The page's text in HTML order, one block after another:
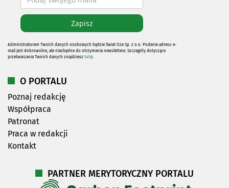
Administratorem Twoich danych osobowych będzie Świat Oze Sp. z o.o. Podanie adresu e-
mail jest dobrowolne, ale niezbędne do otrzymania newslettera. Szczegóły dotyczące
przetwarzania Twoich danych znajdziesz tutaj
O PORTALU
Poznaj redakcję
Współpraca
Patronat
Praca w redakcji
Kontakt
PARTNER MERYTORYCZNY PORTALU